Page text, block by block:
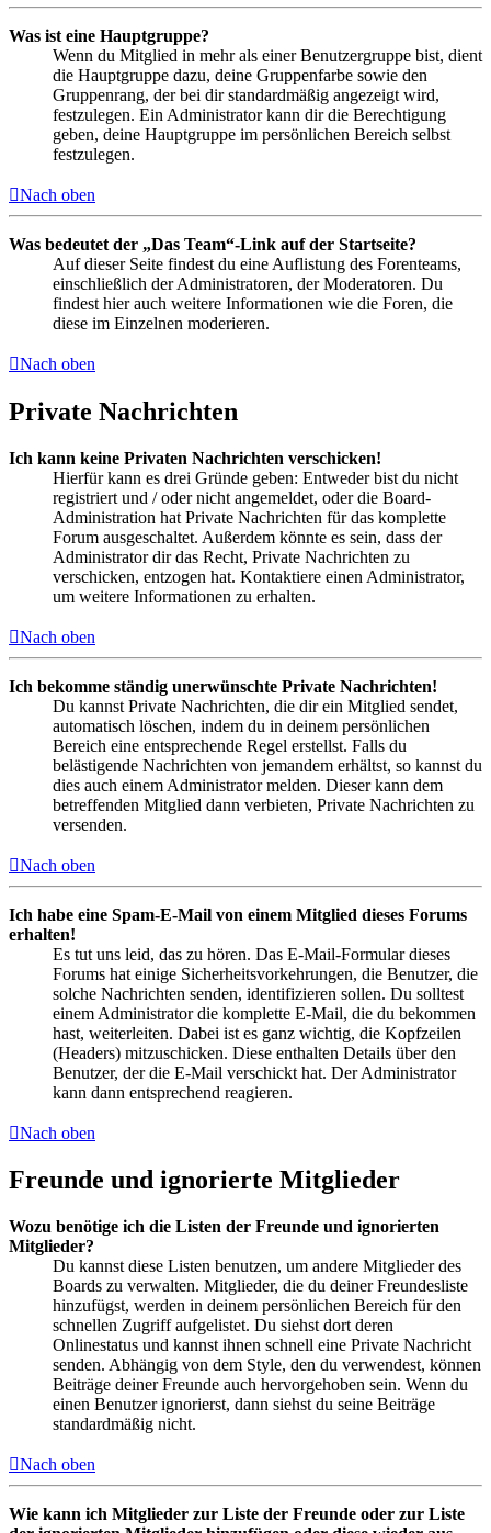
Was ist eine Hauptgruppe?
Wenn du Mitglied in mehr als einer Benutzergruppe bist, dient
die Hauptgruppe dazu, deine Gruppenfarbe sowie den
Gruppenrang, der bei dir standardmäßig angezeigt wird,
festzulegen. Ein Administrator kann dir die Berechtigung
geben, deine Hauptgruppe im persönlichen Bereich selbst
festzulegen.
Nach oben
Was bedeutet der „Das Team“-Link auf der Startseite?
Auf dieser Seite findest du eine Auflistung des Forenteams,
einschließlich der Administratoren, der Moderatoren. Du
findest hier auch weitere Informationen wie die Foren, die
diese im Einzelnen moderieren.
Nach oben
Private Nachrichten
Ich kann keine Privaten Nachrichten verschicken!
Hierfür kann es drei Gründe geben: Entweder bist du nicht
registriert und / oder nicht angemeldet, oder die Board-
Administration hat Private Nachrichten für das komplette
Forum ausgeschaltet. Außerdem könnte es sein, dass der
Administrator dir das Recht, Private Nachrichten zu
verschicken, entzogen hat. Kontaktiere einen Administrator,
um weitere Informationen zu erhalten.
Nach oben
Ich bekomme ständig unerwünschte Private Nachrichten!
Du kannst Private Nachrichten, die dir ein Mitglied sendet,
automatisch löschen, indem du in deinem persönlichen
Bereich eine entsprechende Regel erstellst. Falls du
belästigende Nachrichten von jemandem erhältst, so kannst du
dies auch einem Administrator melden. Dieser kann dem
betreffenden Mitglied dann verbieten, Private Nachrichten zu
versenden.
Nach oben
Ich habe eine Spam-E-Mail von einem Mitglied dieses Forums
erhalten!
Es tut uns leid, das zu hören. Das E-Mail-Formular dieses
Forums hat einige Sicherheitsvorkehrungen, die Benutzer, die
solche Nachrichten senden, identifizieren sollen. Du solltest
einem Administrator die komplette E-Mail, die du bekommen
hast, weiterleiten. Dabei ist es ganz wichtig, die Kopfzeilen
(Headers) mitzuschicken. Diese enthalten Details über den
Benutzer, der die E-Mail verschickt hat. Der Administrator
kann dann entsprechend reagieren.
Nach oben
Freunde und ignorierte Mitglieder
Wozu benötige ich die Listen der Freunde und ignorierten
Mitglieder?
Du kannst diese Listen benutzen, um andere Mitglieder des
Boards zu verwalten. Mitglieder, die du deiner Freundesliste
hinzufügst, werden in deinem persönlichen Bereich für den
schnellen Zugriff aufgelistet. Du siehst dort deren
Onlinestatus und kannst ihnen schnell eine Private Nachricht
senden. Abhängig von dem Style, den du verwendest, können
Beiträge deiner Freunde auch hervorgehoben sein. Wenn du
einen Benutzer ignorierst, dann siehst du seine Beiträge
standardmäßig nicht.
Nach oben
Wie kann ich Mitglieder zur Liste der Freunde oder zur Liste